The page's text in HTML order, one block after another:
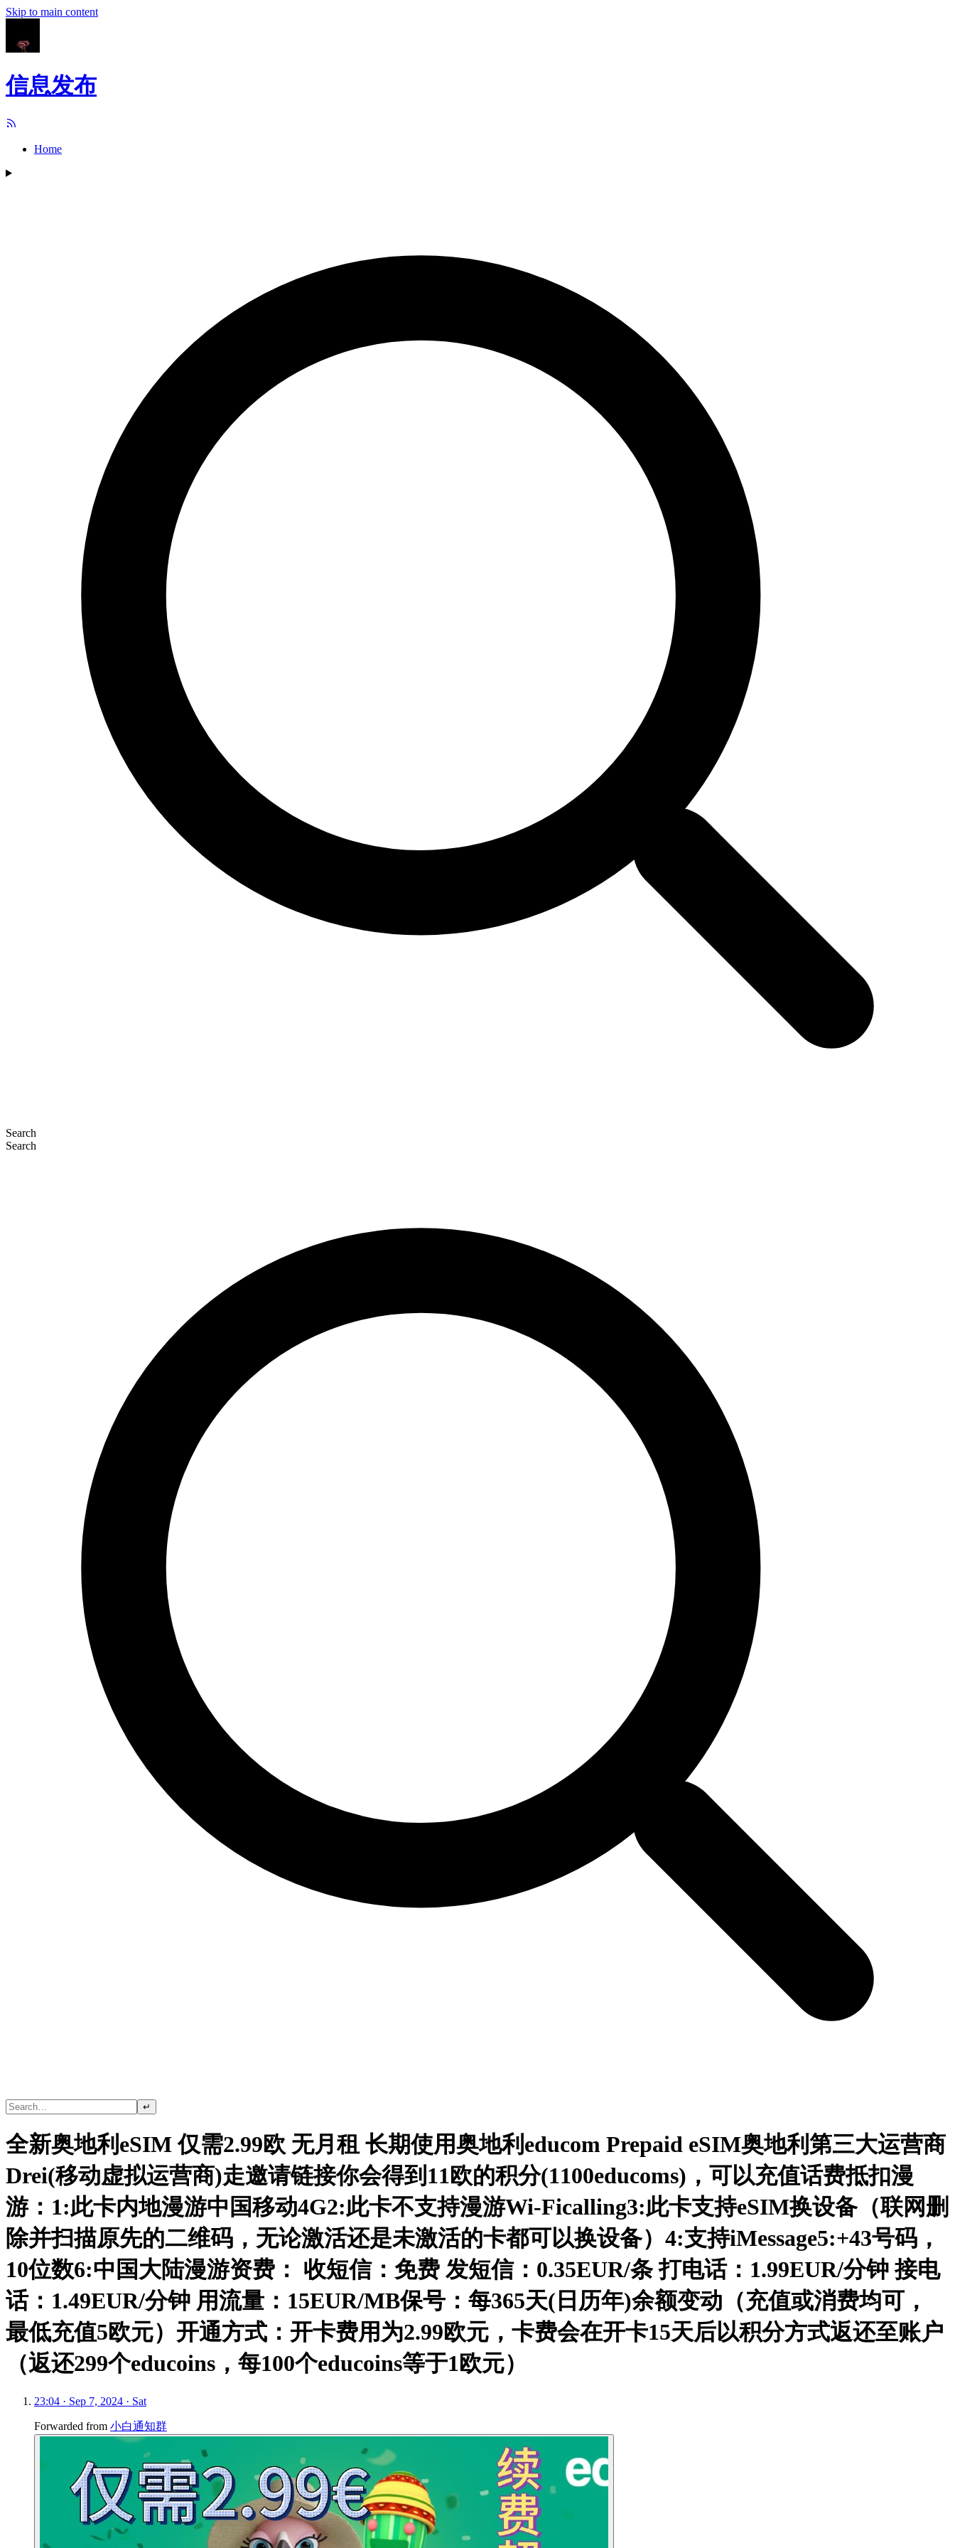
Skip to main content
信息发布
Home
Search
Search
↵
全新奥地利eSIM 仅需2.99欧 无月租 长期使用奥地利educom Prepaid eSIM奥地利第三大运营商
Drei(移动虚拟运营商)走邀请链接你会得到11欧的积分(1100educoms)，可以充值话费抵扣漫
游：1:此卡内地漫游中国移动4G2:此卡不支持漫游Wi-Ficalling3:此卡支持eSIM换设备（联网删
除并扫描原先的二维码，无论激活还是未激活的卡都可以换设备）4:支持iMessage5:+43号码，
10位数6:中国大陆漫游资费： 收短信：免费 发短信：0.35EUR/条 打电话：1.99EUR/分钟 接电
话：1.49EUR/分钟 用流量：15EUR/MB保号：每365天(日历年)余额变动（充值或消费均可，
最低充值5欧元）开通方式：开卡费用为2.99欧元，卡费会在开卡15天后以积分方式返还至账户
（返还299个educoins，每100个educoins等于1欧元）
23:04 · Sep 7, 2024 · Sat
Forwarded from 小白通知群